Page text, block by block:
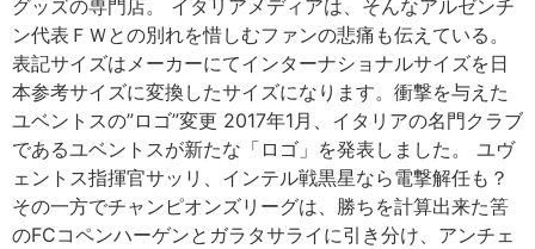
グッズの専門店。 イタリアメディアは、そんなアルゼンチ
ン代表ＦＷとの別れを惜しむファンの悲痛も伝えている。
表記サイズはメーカーにてインターナショナルサイズを日
本参考サイズに変換したサイズになります。衝撃を与えた
ユベントスの”ロゴ”変更 2017年1月、イタリアの名門クラブ
であるユベントスが新たな「ロゴ」を発表しました。 ユヴ
ェントス指揮官サッリ、インテル戦黒星なら電撃解任も？
その一方でチャンピオンズリーグは、勝ちを計算出来た筈
のFCコペンハーゲンとガラタサライに引き分け、アンチェ